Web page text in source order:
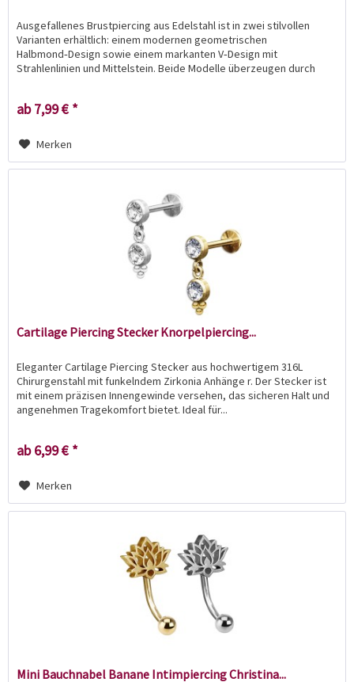
Ausgefallenes Brustpiercing aus Edelstahl ist in zwei stilvollen
Varianten erhältlich: einem modernen geometrischen
Halbmond‑Design sowie einem markanten V‑Design mit
Strahlenlinien und Mittelstein. Beide Modelle überzeugen durch
ab 7,99 € *
Merken
Cartilage Piercing Stecker Knorpelpiercing...
Eleganter Cartilage Piercing Stecker aus hochwertigem 316L
Chirurgenstahl mit funkelndem Zirkonia Anhänge r. Der Stecker ist
mit einem präzisen Innengewinde versehen, das sicheren Halt und
angenehmen Tragekomfort bietet. Ideal für...
ab 6,99 € *
Merken
Mini Bauchnabel Banane Intimpiercing Christina...